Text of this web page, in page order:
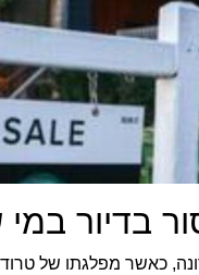
בדיור במי
כאשר מפלגתו של